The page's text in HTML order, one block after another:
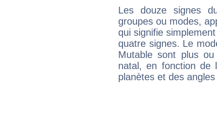
Les douze signes
groupes ou modes,
qui signifie
quatre signes. Le
Mutable sont plus
natal, en fonction de
planètes et des